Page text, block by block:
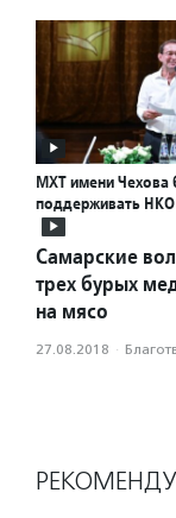
МХТ имени Чехова
поддерживать
Самарские
трех бурых
на мясо
27.08.2018 ·